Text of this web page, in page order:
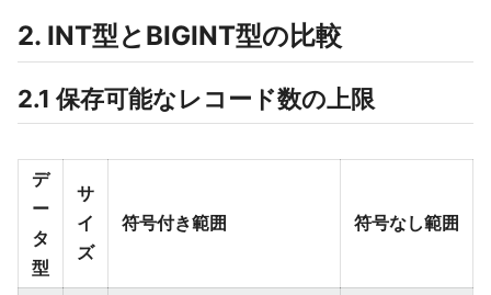
2. INT型とBIGINT型の比較
2.1 保存可能なレコード数の上限
デ
ー
タ
型
サ
イ
ズ
符号付き範囲 符号なし範囲